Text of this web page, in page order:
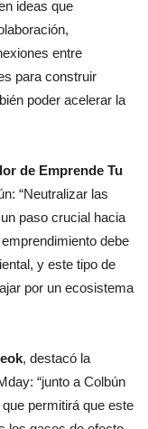
ideas que
entre
para construir
poder acelerar la
de Emprende Tu
“Neutralizar las
paso crucial hacia
debe
y este tipo de
por un ecosistema
, destacó la
“junto a Colbún
permitirá que este